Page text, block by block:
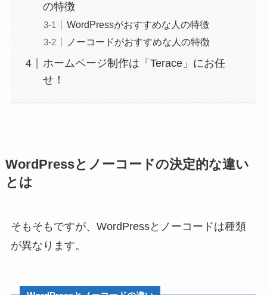
の特徴
WordPressがおすすめな人の特徴
ノーコードがおすすめな人の特徴
ホームページ制作は「Terace」にお任
せ！
WordPressとノーコードの決定的な違い
とは
そもそもですが、WordPressとノーコードは種類
が異なります。